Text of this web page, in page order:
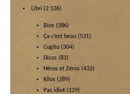
Libri (2 126)
Bios (386)
Ça c’est beau (531)
Cogito (304)
Dicos (83)
Héros et Zéros (432)
Kilos (289)
Pas idiot (129)